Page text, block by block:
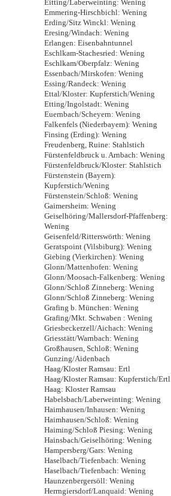
Eitting/Laberweinting: Wening
Emmering-Hirschbichl: Wening
Erding/Sitz Winckl: Wening
Eresing/Windach: Wening
Erlangen: Eisenbahntunnel
Eschlkam-Stachesried: Wening
Eschlkam/Oberpfalz: Wening
Essenbach/Mirskofen: Wening
Essing/Randeck: Wening
Ettal/Kloster: Kupferstich/Wening
Etting/Ingolstadt: Wening
Euernbach/Scheyern: Wening
Falkenfels (Niederbayern): Wening
Finsing (Erding): Wening
Freudenberg, Ruine: Stahlstich
Fürstenfeldbruck u. Arnbach: Wening
Fürstenfeldbruck/Kloster: Stahlstich
Fürstenstein (Bayern):
Kupferstich/Wening
Fürstenstein/Schloß: Wening
Gaimersheim: Wening
Geiselhöring/Mallersdorf-Pfaffenberg:
Wening
Geisenfeld/Ritterswörth: Wening
Geratspoint (Vilsbiburg): Wening
Giebing (Vierkirchen): Wening
Glonn/Mattenhofen: Wening
Glonn/Moosach-Falkenberg: Wening
Glonn/Schloß Zinneberg: Wening
Glonn/Schloß Zinneberg: Wening
Grafing b. München: Wening
Grafing/Mkt. Schwaben : Wening
Griesbeckerzell/Aichach: Wening
Griesstätt/Warnbach: Wening
Großhausen, Schloß: Wening
Gunzing/Aidenbach
Haag/Kloster Ramsau: Ertl
Haag/Kloster Ramsau: Kupferstich/Ertl
Haag: Kloster Ramsau
Habelsbach/Laberweinting: Wening
Haimhausen/Inhausen: Wening
Haimhausen/Schloß: Wening
Haiming/Schloß Piesing: Wening
Hainsbach/Geiselhöring: Wening
Hampersberg/Gars: Wening
Haselbach/Tiefenbach: Wening
Haselbach/Tiefenbach: Wening
Haunzenbergersöll: Wening
Herrngiersdorf/Lanquaid: Wening